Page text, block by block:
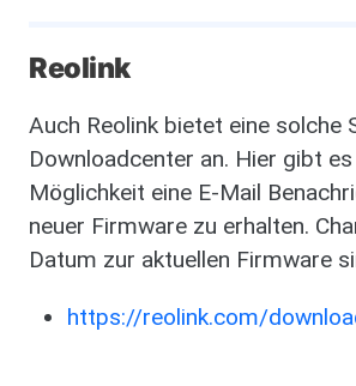
Reolink
Auch Reolink bietet eine solche
Downloadcenter an. Hier gibt
Möglichkeit eine E-Mail
neuer Firmware zu erhalten.
Datum zur aktuellen Firmware
https://reolink.com/